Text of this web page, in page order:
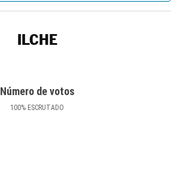
ILCHE
Número de votos
100% ESCRUTADO